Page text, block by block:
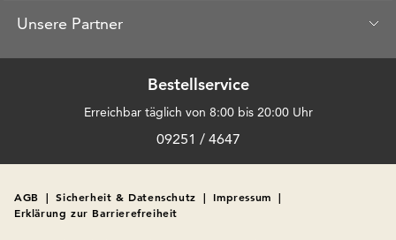
Unsere Partner
Bestellservice
Erreichbar täglich von 8:00 bis 20:00 Uhr
09251 / 4647
AGB | Sicherheit & Datenschutz | Impressum |
Erklärung zur Barrierefreiheit